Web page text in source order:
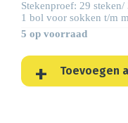
Stekenproef: 29
1 bol voor sokken t/m
5 op voorraad
Toevoegen